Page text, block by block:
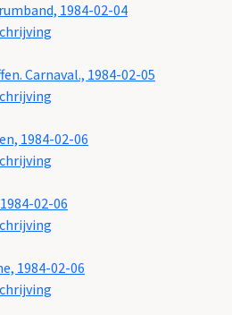
1984-02-04
Carnaval., 1984-02-05
1984-02-06
02-06
1984-02-06